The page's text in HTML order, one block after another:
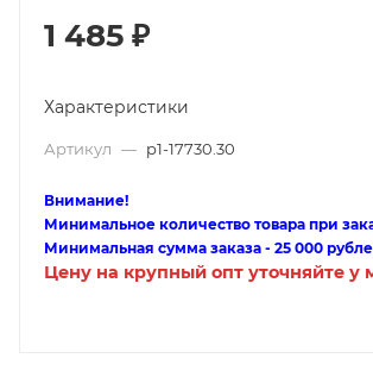
1 485 ₽
Характеристики
Артикул — p1-17730.30
Внимание!
Минимальное количество товара при
Минимальная сумма заказа - 25 000
Цену на крупный опт уточняйте у